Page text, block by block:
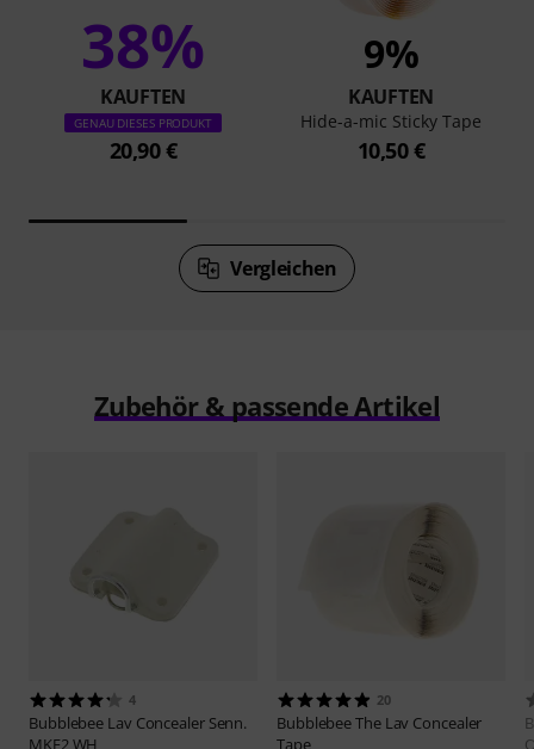
38%
KAUFTEN
GENAU DIESES PRODUKT
20,90 €
9%
KAUFTEN
Hide-a-mic Sticky Tape
10,50 €
Vergleichen
Zubehör & passende Artikel
4
Bubblebee Lav Concealer Senn.
MKE2 WH
20
BubblebeeThe Lav Concealer
Tape